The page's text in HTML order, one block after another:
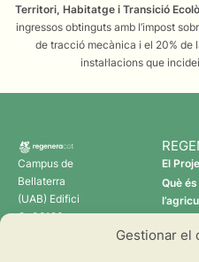
Gestionar el
Territori, Habitatge i Transició
ingressos obtinguts amb l’impost
de tracció mecànica i el 20% de
instal·lacions que
Campus de
Bellaterra
(UAB) Edifici
C 08193
El
Què és
Qui